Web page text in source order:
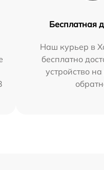
Бесплатная
Наш курьер в
бесплатно
устройство